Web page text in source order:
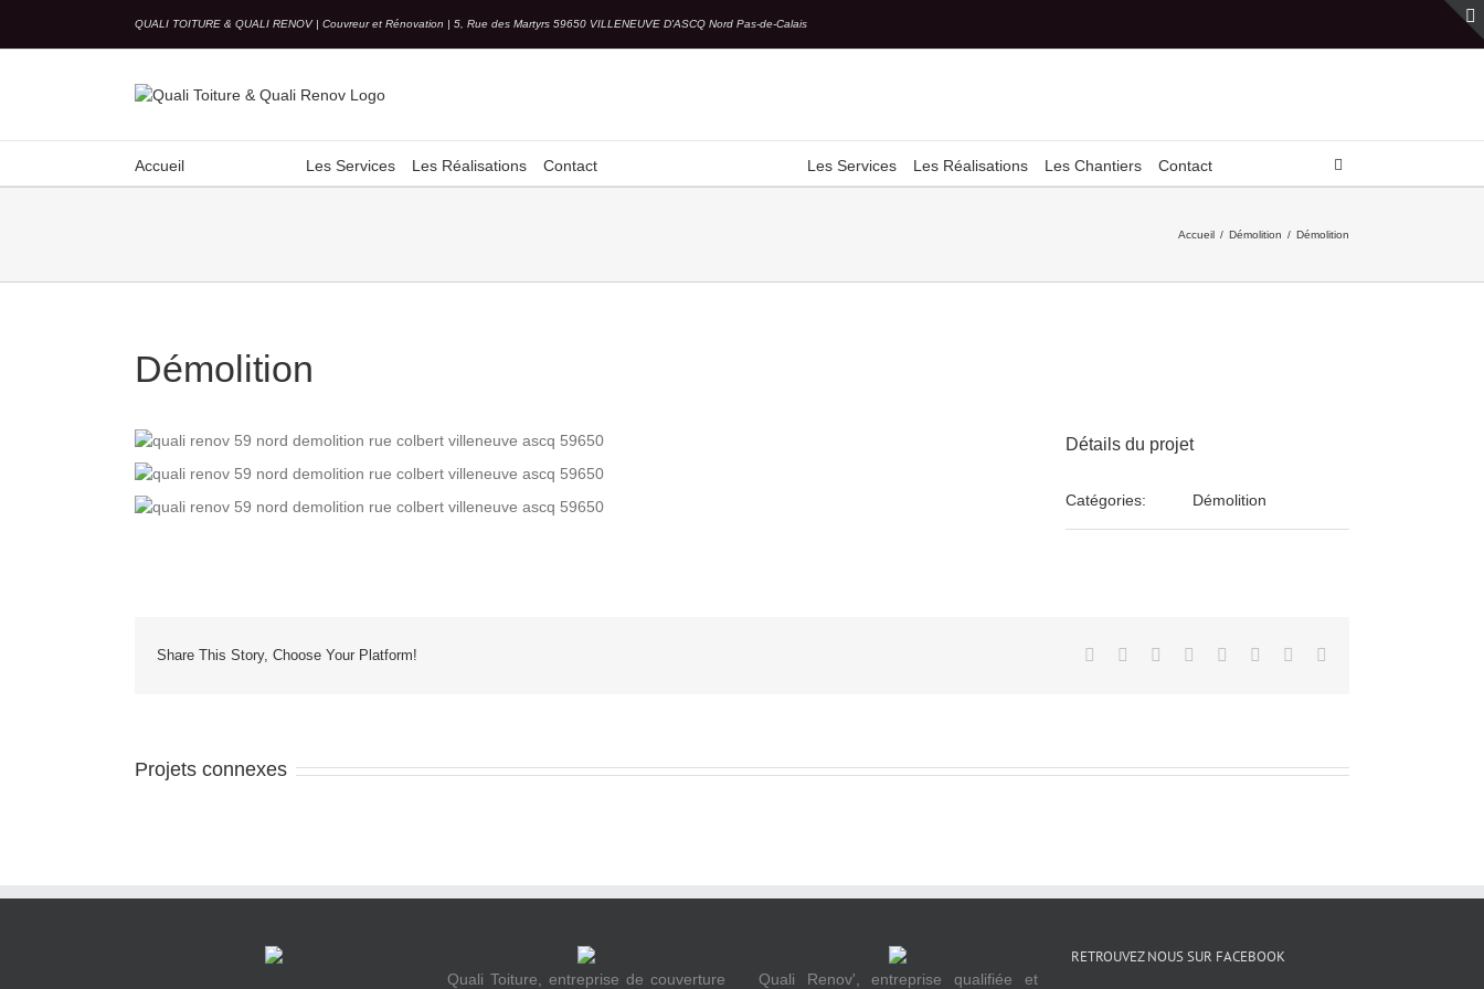
content
QUALI TOITURE & QUALI RENOV | Couvreur et Rénovation | 5, Rue des Martyrs 59650 VILLENEUVE D'ASCQ Nord Pas-de-Calais
Accueil Les Services Les Réalisations Contact Les Services Les Réalisations Les Chantiers Contact
Accueil / Démolition / Démolition
Démolition
Détails du projet
Catégories: Démolition
Share This Story, Choose Your Platform! Facebook
TwitterLinkedIn
Reddit TumblrPinterest
Projets connexes
Quali Toiture, entreprise de couverture Quali Renov', entreprise qualifiée et
RETROUVEZ NOUS SUR FACEBOOK